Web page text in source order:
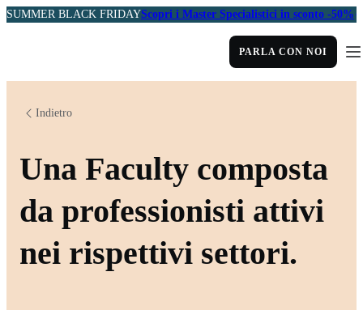
SUMMER BLACK FRIDAYScopri i Master Specialistici in sconto -50%
PARLA CON NOI
Indietro
Una Faculty composta
da professionisti attivi
nei rispettivi settori.